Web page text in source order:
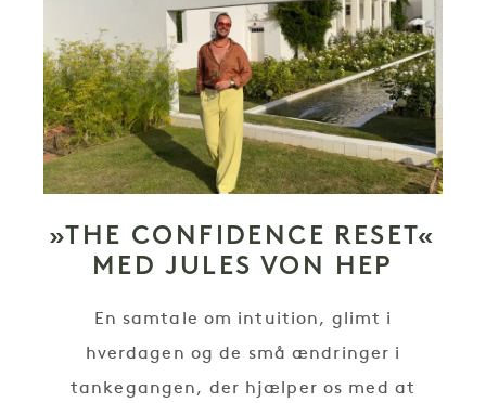
»THE CONFIDENCE RESET«
MED JULES VON HEP
En samtale om intuition, glimt i
hverdagen og de små ændringer i
tankegangen, der hjælper os med at